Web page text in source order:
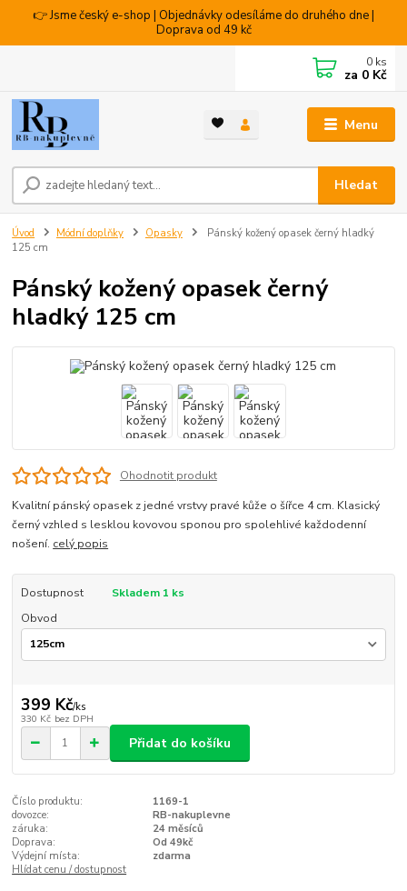
👉 Jsme český e-shop | Objednávky odesíláme do druhého dne |
Doprava od 49 kč
Menu
Hledat
0 ks
za 0 Kč
Úvod Módní doplňky Opasky
Pánský kožený opasek černý hladký
125 cm
Pánský kožený opasek černý
hladký 125 cm
Ohodnotit produkt
Kvalitní pánský opasek z jedné vrstvy pravé kůže o šířce 4 cm. Klasický
černý vzhled s lesklou kovovou sponou pro spolehlivé každodenní
nošení. celý popis
Dostupnost
Skladem 1 ks
Obvod
399 Kč/ks
330 Kč bez DPH
Přidat do košíku
Číslo produktu:
1169-1
dovozce:
RB-nakuplevne
záruka:
24 měsíců
Doprava:
Od 49kč
Výdejní místa:
zdarma
Hlídat cenu / dostupnost